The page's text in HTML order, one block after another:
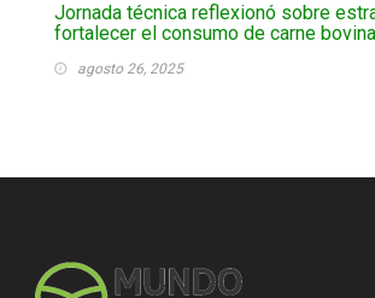
Jornada técnica reflexionó sobre
fortalecer el consumo de carne
agosto 26, 2025